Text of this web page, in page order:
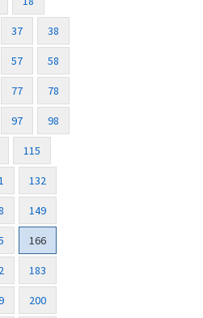
37 38
57 58
77 78
97 98
115
132
149
166
183
200